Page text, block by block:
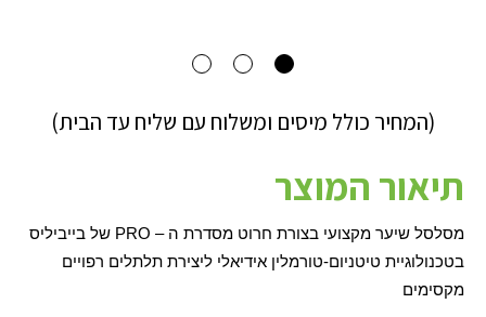
(המחיר כולל מיסים ומשלוח עם שליח עד הבית)
תיאור המוצר
מסלסל שיער מקצועי בצורת חרוט מסדרת ה – PRO של בייביליס
בטכנולוגיית טיטניום-טורמלין אידיאלי ליצירת תלתלים רפויים
מקסימים